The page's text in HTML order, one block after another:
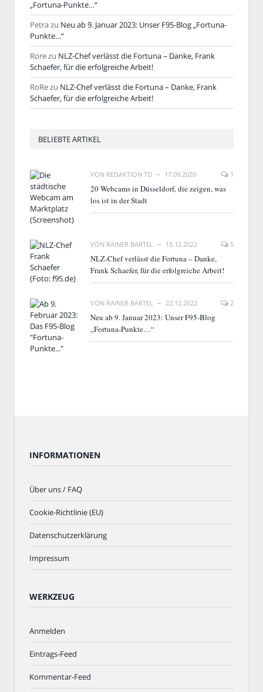
„Fortuna-Punkte…“
Petrazu Neu ab 9. Januar 2023: Unser F95-Blog „Fortuna-
Punkte…“
Rorezu NLZ-Chef verlässt die Fortuna – Danke, Frank
Schaefer, für die erfolgreiche Arbeit!
RoRezu NLZ-Chef verlässt die Fortuna – Danke, Frank
Schaefer, für die erfolgreiche Arbeit!
BELIEBTE ARTIKEL
VON REDAKTION TD 17.09.2020 1
20 Webcams in Düsseldorf, die zeigen, was
los ist in der Stadt
VON RAINER BARTEL 10.12.2022 5
NLZ-Chef verlässt die Fortuna – Danke,
Frank Schaefer, für die erfolgreiche Arbeit!
VON RAINER BARTEL 22.12.2022 2
Neu ab 9. Januar 2023: Unser F95-Blog
„Fortuna-Punkte…“
INFORMATIONEN
Über uns / FAQ
Cookie-Richtlinie (EU)
Datenschutzerklärung
Impressum
WERKZEUG
Anmelden
Eintrags-Feed
Kommentar-Feed